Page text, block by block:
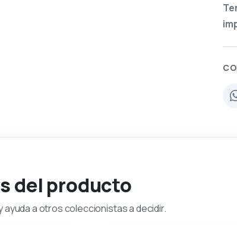
del producto
a otros coleccionistas a decidir.